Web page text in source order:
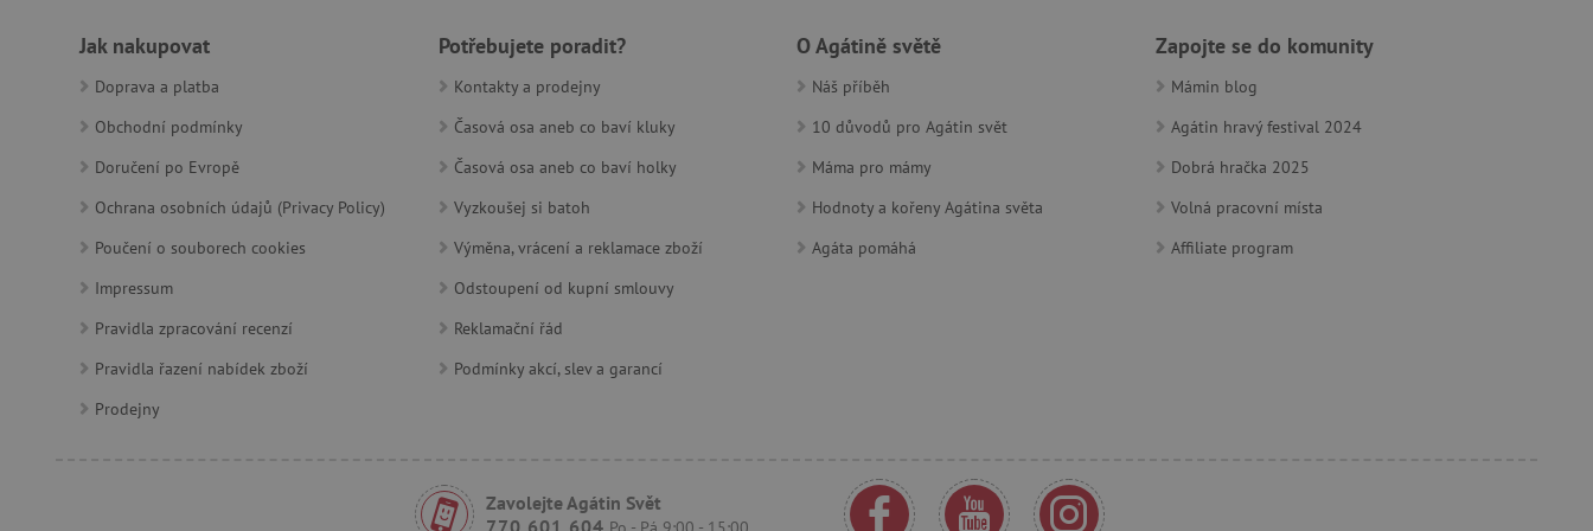
Jak nakupovat
Doprava a platba
Obchodní podmínky
Doručení po Evropě
Ochrana osobních údajů (Privacy Policy)
Poučení o souborech cookies
Impressum
Pravidla zpracování recenzí
Pravidla řazení nabídek zboží
Prodejny
Potřebujete poradit?
Kontakty a prodejny
Časová osa aneb co baví kluky
Časová osa aneb co baví holky
Vyzkoušej si batoh
Výměna, vrácení a reklamace zboží
Odstoupení od kupní smlouvy
Reklamační řád
Podmínky akcí, slev a garancí
O Agátině světě
Náš příběh
10 důvodů pro Agátin svět
Máma pro mámy
Hodnoty a kořeny Agátina světa
Agáta pomáhá
Zapojte se do komunity
Mámin blog
Agátin hravý festival 2024
Dobrá hračka 2025
Volná pracovní místa
Affiliate program
Zavolejte Agátin Svět
770 601 604
30 minut
Tento soubor cookie se používá k rozlišení mezi lidmi a
roboty. To je pro web přínosné, aby bylo možné podávat
měsíc
.onesignal.com
roboty. To je pro web přínosné, aby bylo možné podávat
_sp_ses.f442
OnLine chat
featureFlagIdentifier
www.agatinsvet.cz
4 měsíce
.agatinsvet.cz
_pinterest_ct_ua
OnLine chat
featureFlagCheckoutExperimentVariant www.agatinsvet.cz